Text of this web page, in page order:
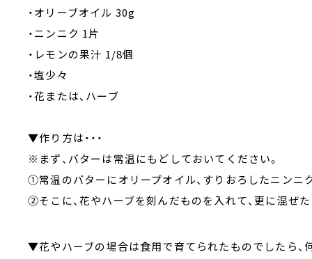
・オリーブオイル 30g
・ニンニク 1片
・レモンの果汁 1/8個
・塩少々
・花または、ハーブ
▼作り方は・・・
※まず、バターは常温にもどしておいてください。
①常温のバターにオリープオイル、すりおろしたニンニ
②そこに、花やハーブを刻んだものを入れて、更に混ぜた
▼花やハーブの場合は食用で育てられたものでしたら、